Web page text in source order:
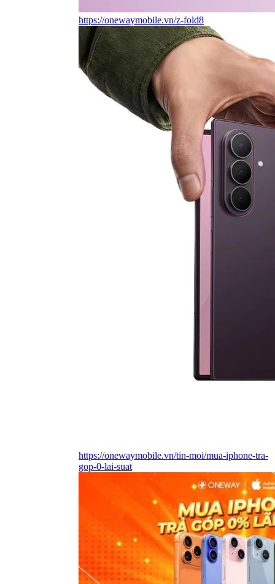
https://onewaymobile.vn/z-fold8
https://onewaymobile.vn/tin-moi/mua-iphone-tra-
gop-0-lai-suat